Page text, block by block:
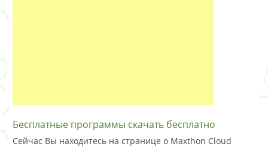
Бесплатные программы скачать бесплатно
Сейчас Вы находитесь на странице о Maxthon Cloud